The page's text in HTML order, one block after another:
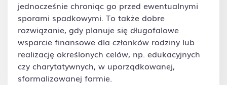
jednocześnie chroniąc go przed ewentualnymi
sporami spadkowymi. To także dobre
rozwiązanie, gdy planuje się długofalowe
wsparcie finansowe dla członków rodziny lub
realizację określonych celów, np. edukacyjnych
czy charytatywnych, w uporządkowanej,
sformalizowanej formie.